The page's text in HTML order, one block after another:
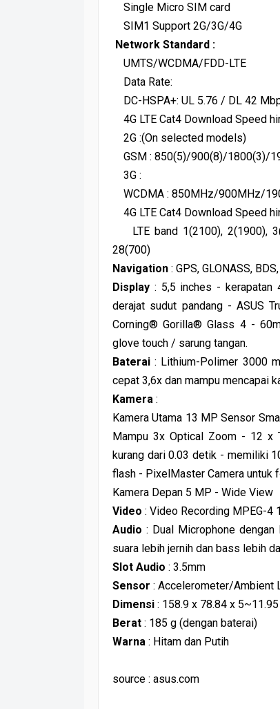
Single Micro SIM card
SIM1 Support 2G/3G/4G
Network Standard :
UMTS/WCDMA/FDD-LTE
Data Rate:
DC-HSPA+: UL 5.76 / DL 42
4G LTE Cat4 Download Speed
2G :(On selected models)
GSM : 850(5)/900(8)/1800(3)/
3G :
WCDMA : 850MHz/900MHz/
4G LTE Cat4 Download Speed
LTE band 1(2100), 2(1900),
28(700)
Navigation : GPS, GLONASS,
Display : 5,5 inches - kerapatan
derajat sudut pandang - ASUS
Corning® Gorilla® Glass 4 -
glove touch / sarung tangan.
Baterai : Lithium-Polimer 3000
cepat 3,6x dan mampu mencapai
Kamera :
Kamera Utama 13 MP Sensor
Mampu 3x Optical Zoom - 12 x
kurang dari 0.03 detik - memiliki
flash - PixelMaster Camera untuk
Kamera Depan 5 MP - Wide View
Video : Video Recording MPEG-
Audio : Dual Microphone
suara lebih jernih dan bass lebih
Slot Audio : 3.5mm
Sensor : Accelerometer/
Dimensi : 158.9 x 78.84 x
Berat : 185 g (dengan baterai)
Warna : Hitam dan Putih
source : asus.com